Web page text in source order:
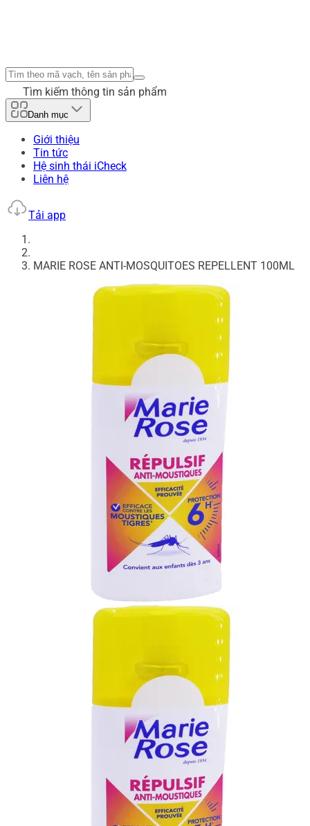
Tìm kiếm thông tin sản phẩm
Danh mục
Giới thiệu
Tin tức
Hệ sinh thái iCheck
Liên hệ
Tải app
MARIE ROSE ANTI-MOSQUITOES REPELLENT 100ML